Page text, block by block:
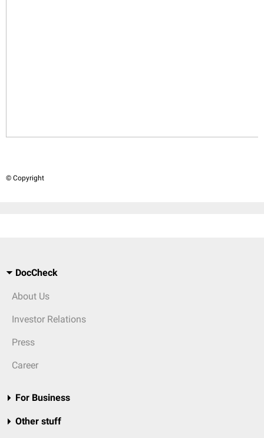
© Copyright
DocCheck
About Us
Investor Relations
Press
Career
For Business
Other stuff